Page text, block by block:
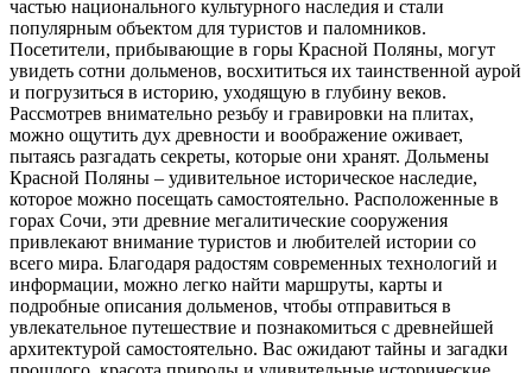
частью национального культурного наследия и стали
популярным объектом для туристов и паломников.
Посетители, прибывающие в горы Красной Поляны, могут
увидеть сотни дольменов, восхититься их таинственной аурой
и погрузиться в историю, уходящую в глубину веков.
Рассмотрев внимательно резьбу и гравировки на плитах,
можно ощутить дух древности и воображение оживает,
пытаясь разгадать секреты, которые они хранят. Дольмены
Красной Поляны – удивительное историческое наследие,
которое можно посещать самостоятельно. Расположенные в
горах Сочи, эти древние мегалитические сооружения
привлекают внимание туристов и любителей истории со
всего мира. Благодаря радостям современных технологий и
информации, можно легко найти маршруты, карты и
подробные описания дольменов, чтобы отправиться в
увлекательное путешествие и познакомиться с древнейшей
архитектурой самостоятельно. Вас ожидают тайны и загадки